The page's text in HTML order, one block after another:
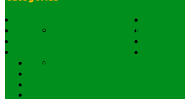
Formulários de defesa
Dados Geográficos
Secretarios